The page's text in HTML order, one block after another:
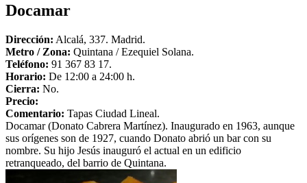
Docamar
Dirección: Alcalá, 337. Madrid.
Metro / Zona: Quintana / Ezequiel Solana.
Teléfono: 91 367 83 17.
Horario: De 12:00 a 24:00 h.
Cierra: No.
Precio:
Comentario: Tapas Ciudad Lineal.
Docamar (Donato Cabrera Martínez). Inaugurado en 1963, aunque
sus orígenes son de 1927, cuando Donato abrió un bar con su
nombre. Su hijo Jesús inauguró el actual en un edificio
retranqueado, del barrio de Quintana.